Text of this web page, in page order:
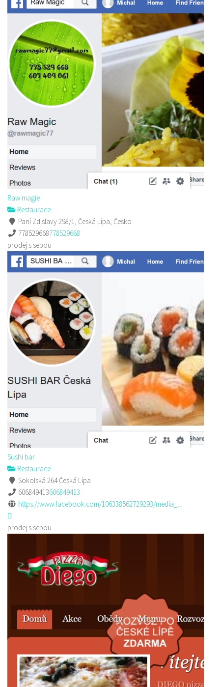
Raw magie
Restaurace
Paní Zdislavy 298/1, Česká Lípa, Česko
778529668778529668
prodej s sebou
Sushi bar
Restaurace
Sokolská 264 Česká Lípa
606849413606849413
https://www.facebook.com/106338562729293/media_...
prodej s sebou